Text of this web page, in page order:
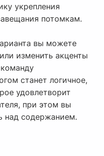
укрепления
потомкам.
вы можете
изменить акценты
станет логичное,
удовлетворит
при этом вы
над содержанием.